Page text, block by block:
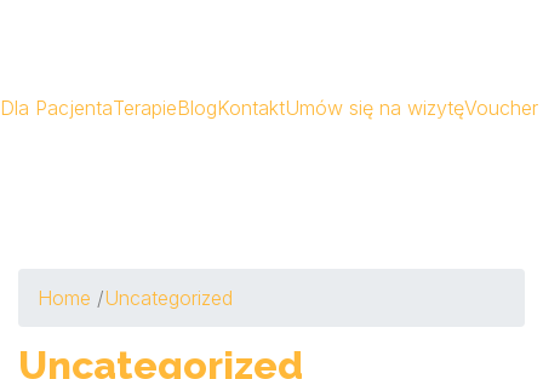
Dla PacjentaTerapieBlogKontaktUmów się na wizytęVoucher
Home /Uncategorized
Uncategorized